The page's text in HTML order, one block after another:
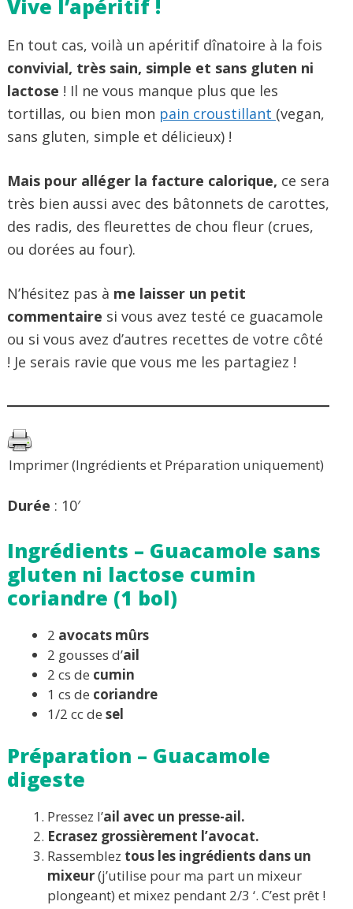
Vive l’apéritif !
En tout cas, voilà un apéritif dînatoire à la fois
convivial, très sain, simple et sans gluten ni
lactose ! Il ne vous manque plus que les
tortillas, ou bien mon pain croustillant (vegan,
sans gluten, simple et délicieux) !
Mais pour alléger la facture calorique, ce sera
très bien aussi avec des bâtonnets de carottes,
des radis, des fleurettes de chou fleur (crues,
ou dorées au four).
N’hésitez pas à me laisser un petit
commentaire si vous avez testé ce guacamole
ou si vous avez d’autres recettes de votre côté
! Je serais ravie que vous me les partagiez !
Imprimer (Ingrédients et Préparation uniquement)
Durée : 10′
Ingrédients – Guacamole sans
gluten ni lactose cumin
coriandre (1 bol)
2 avocats mûrs
2 gousses d’ail
2 cs de cumin
1 cs de coriandre
1/2 cc de sel
Préparation – Guacamole
digeste
Pressez l’ail avec un presse-ail.
Ecrasez grossièrement l’avocat.
Rassemblez tous les ingrédients dans un
mixeur(j’utilise pour ma part un mixeur
plongeant) et mixez pendant 2/3 ‘. C’est prêt !